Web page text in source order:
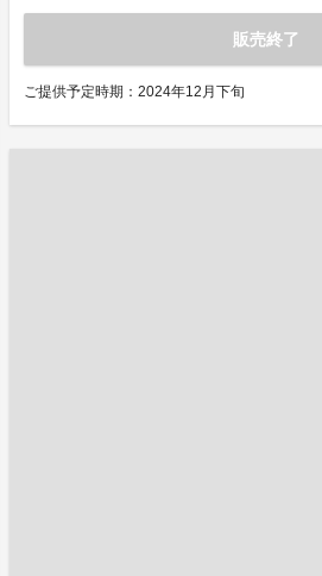
販売終了
ご提供予定時期：2024年12月下旬